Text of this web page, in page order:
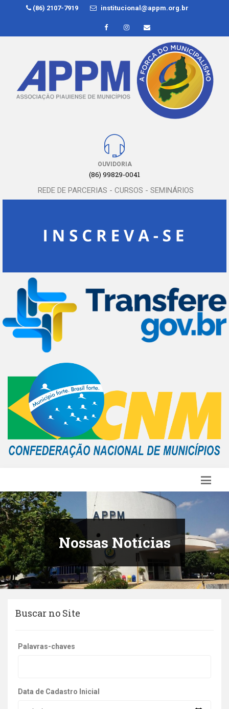
(86) 2107-7919 institucional@appm.org.br
OUVIDORIA
(86) 99829-0041
REDE DE PARCERIAS - CURSOS - SEMINÁRIOS
Nossas Notícias
Buscar no Site
Palavras-chaves
Data de Cadastro Inicial